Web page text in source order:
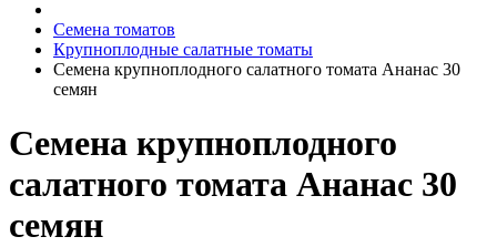
Семена томатов
Крупноплодные салатные томаты
Семена крупноплодного салатного томата Ананас 30
семян
Семена крупноплодного
салатного томата Ананас 30
семян